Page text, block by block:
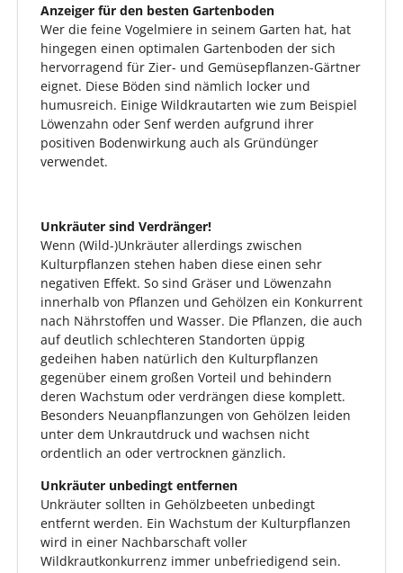
Anzeiger für den besten Gartenboden
Wer die feine Vogelmiere in seinem Garten hat, hat
hingegen einen optimalen Gartenboden der sich
hervorragend für Zier- und Gemüsepflanzen-Gärtner
eignet. Diese Böden sind nämlich locker und
humusreich. Einige Wildkrautarten wie zum Beispiel
Löwenzahn oder Senf werden aufgrund ihrer
positiven Bodenwirkung auch als Gründünger
verwendet.
Unkräuter sind Verdränger!
Wenn (Wild-)Unkräuter allerdings zwischen
Kulturpflanzen stehen haben diese einen sehr
negativen Effekt. So sind Gräser und Löwenzahn
innerhalb von Pflanzen und Gehölzen ein Konkurrent
nach Nährstoffen und Wasser. Die Pflanzen, die auch
auf deutlich schlechteren Standorten üppig
gedeihen haben natürlich den Kulturpflanzen
gegenüber einem großen Vorteil und behindern
deren Wachstum oder verdrängen diese komplett.
Besonders Neuanpflanzungen von Gehölzen leiden
unter dem Unkrautdruck und wachsen nicht
ordentlich an oder vertrocknen gänzlich.
Unkräuter unbedingt entfernen
Unkräuter sollten in Gehölzbeeten unbedingt
entfernt werden. Ein Wachstum der Kulturpflanzen
wird in einer Nachbarschaft voller
Wildkrautkonkurrenz immer unbefriedigend sein.